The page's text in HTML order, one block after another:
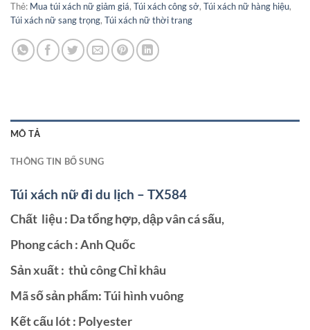
Thẻ: Mua túi xách nữ giảm giá, Túi xách công sở, Túi xách nữ hàng hiệu,
Túi xách nữ sang trọng, Túi xách nữ thời trang
MÔ TẢ
THÔNG TIN BỔ SUNG
Túi xách nữ đi du lịch – TX584
Chất liệu : Da tổng hợp, dập vân cá sấu,
Phong cách : Anh Quốc
Sản xuất : thủ công Chỉ khâu
Mã số sản phẩm: Túi hình vuông
Kết cấu lót : Polyester